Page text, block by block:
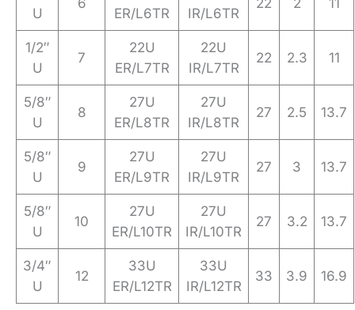
U
ER/L6TR
IR/L6TR
1/2″
U
7
22U
ER/L7TR
22U
IR/L7TR
22 2.3 11
5/8″
U
8
27U
ER/L8TR
27U
IR/L8TR
27 2.5 13.7
5/8″
U
9
27U
ER/L9TR
27U
IR/L9TR
27 3 13.7
5/8″
U
10
27U
ER/L10TR
27U
IR/L10TR
27 3.2 13.7
3/4″
U
12
33U
ER/L12TR
33U
IR/L12TR
33 3.9 16.9